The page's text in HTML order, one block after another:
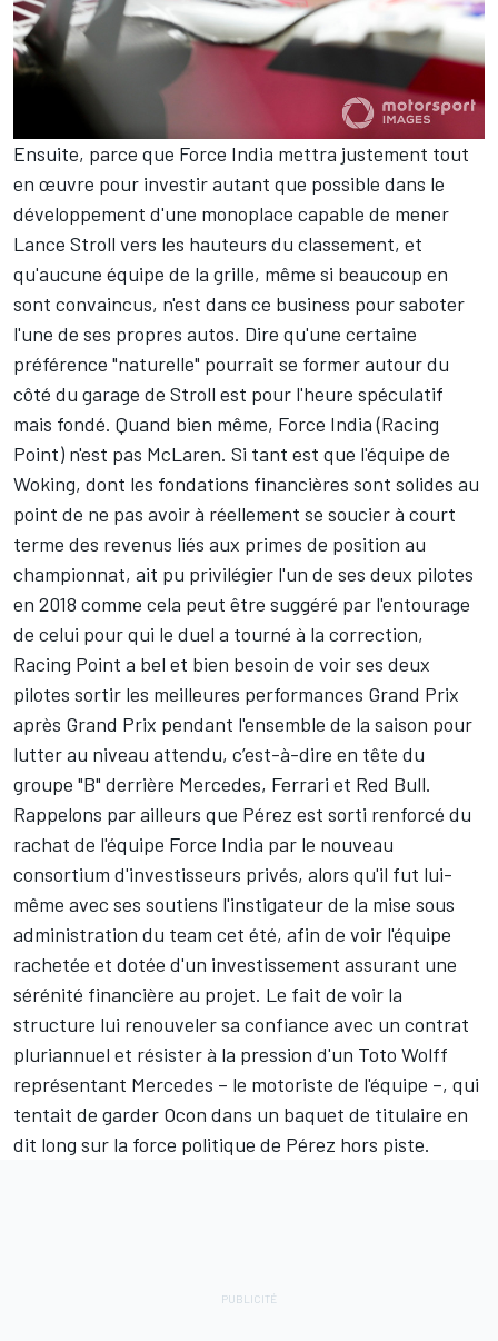
Ensuite, parce que Force India mettra justement tout
en œuvre pour investir autant que possible dans le
développement d'une monoplace capable de mener
Lance Stroll vers les hauteurs du classement, et
qu'aucune équipe de la grille, même si beaucoup en
sont convaincus, n'est dans ce business pour saboter
l'une de ses propres autos. Dire qu'une certaine
préférence "naturelle" pourrait se former autour du
côté du garage de Stroll est pour l'heure spéculatif
mais fondé. Quand bien même, Force India (Racing
Point) n'est pas McLaren. Si tant est que l'équipe de
Woking, dont les fondations financières sont solides au
point de ne pas avoir à réellement se soucier à court
terme des revenus liés aux primes de position au
championnat, ait pu privilégier l'un de ses deux pilotes
en 2018 comme cela peut être suggéré par l'entourage
de celui pour qui le duel a tourné à la correction,
Racing Point a bel et bien besoin de voir ses deux
pilotes sortir les meilleures performances Grand Prix
après Grand Prix pendant l'ensemble de la saison pour
lutter au niveau attendu, c’est-à-dire en tête du
groupe "B" derrière Mercedes, Ferrari et Red Bull.
Rappelons par ailleurs que Pérez est sorti renforcé du
rachat de l'équipe Force India par le nouveau
consortium d'investisseurs privés, alors qu'il fut lui-
même avec ses soutiens l'instigateur de la mise sous
administration du team cet été, afin de voir l'équipe
rachetée et dotée d'un investissement assurant une
sérénité financière au projet. Le fait de voir la
structure lui renouveler sa confiance avec un contrat
pluriannuel et résister à la pression d'un Toto Wolff
représentant Mercedes – le motoriste de l'équipe –, qui
tentait de garder Ocon dans un baquet de titulaire en
dit long sur la force politique de Pérez hors piste.